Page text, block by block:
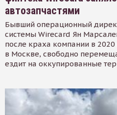
автозапчастями
Бывший операционный
системы Wirecard Ян
после краха компании в 2020
в Москве, свободно
ездит на оккупированные